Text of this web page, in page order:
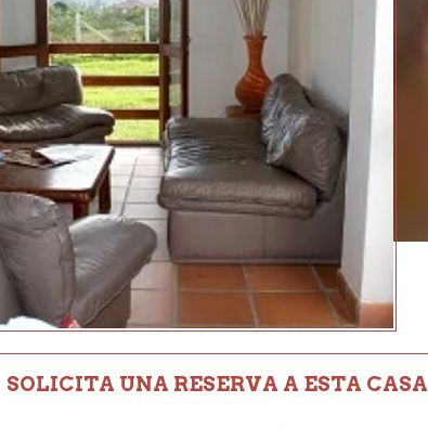
SOLICITA UNA RESERVA A ESTA CASA